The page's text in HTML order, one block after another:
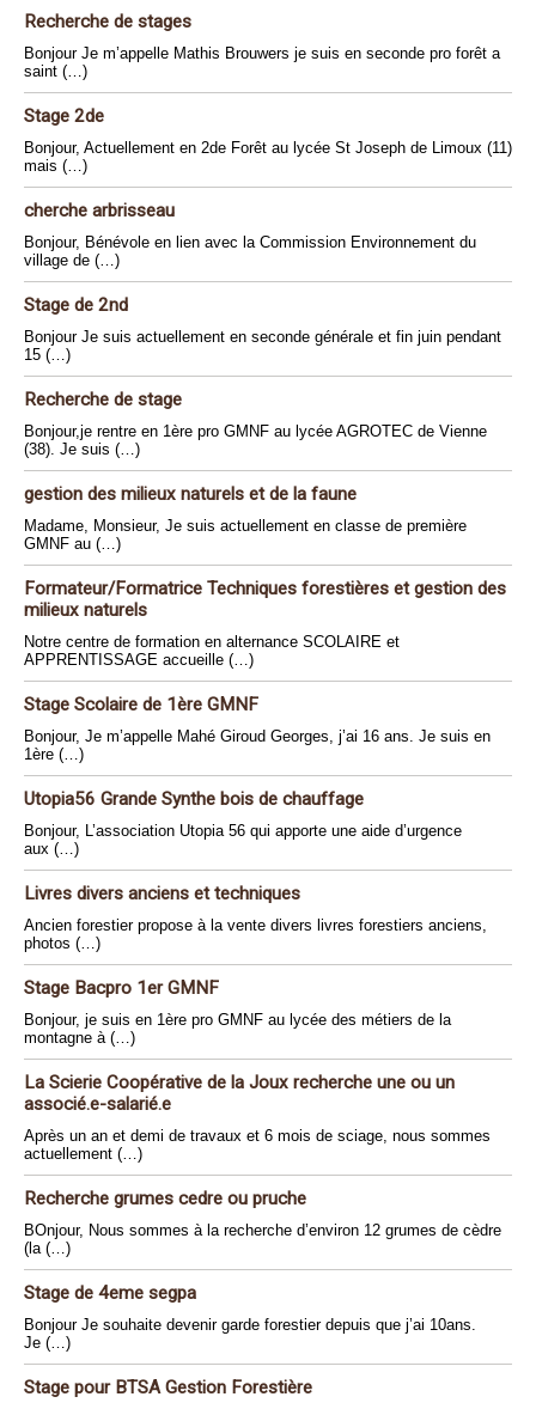
Recherche de stages
Bonjour Je m’appelle Mathis Brouwers je suis en seconde pro forêt a
saint (…)
Stage 2de
Bonjour, Actuellement en 2de Forêt au lycée St Joseph de Limoux (11)
mais (…)
cherche arbrisseau
Bonjour, Bénévole en lien avec la Commission Environnement du
village de (…)
Stage de 2nd
Bonjour Je suis actuellement en seconde générale et fin juin pendant
15 (…)
Recherche de stage
Bonjour,je rentre en 1ère pro GMNF au lycée AGROTEC de Vienne
(38). Je suis (…)
gestion des milieux naturels et de la faune
Madame, Monsieur, Je suis actuellement en classe de première
GMNF au (…)
Formateur/Formatrice Techniques forestières et gestion des
milieux naturels
Notre centre de formation en alternance SCOLAIRE et
APPRENTISSAGE accueille (…)
Stage Scolaire de 1ère GMNF
Bonjour, Je m’appelle Mahé Giroud Georges, j’ai 16 ans. Je suis en
1ère (…)
Utopia56 Grande Synthe bois de chauffage
Bonjour, L’association Utopia 56 qui apporte une aide d’urgence
aux (…)
Livres divers anciens et techniques
Ancien forestier propose à la vente divers livres forestiers anciens,
photos (…)
Stage Bacpro 1er GMNF
Bonjour, je suis en 1ère pro GMNF au lycée des métiers de la
montagne à (…)
La Scierie Coopérative de la Joux recherche une ou un
associé.e-salarié.e
Après un an et demi de travaux et 6 mois de sciage, nous sommes
actuellement (…)
Recherche grumes cedre ou pruche
BOnjour, Nous sommes à la recherche d’environ 12 grumes de cèdre
(la (…)
Stage de 4eme segpa
Bonjour Je souhaite devenir garde forestier depuis que j’ai 10ans.
Je (…)
Stage pour BTSA Gestion Forestière